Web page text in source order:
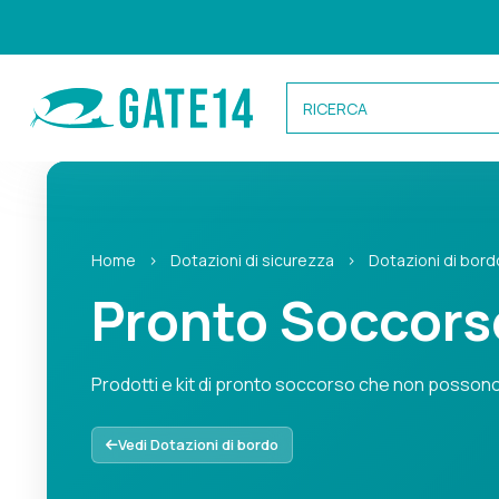
Categorie
Home › Dotazioni di sicurezza › Dotazioni di
Pronto
Prodotti e kit di pronto soccorso che non
Prodotti e kit di pronto soccorso che non possono
Vedi Dotazioni di bordo